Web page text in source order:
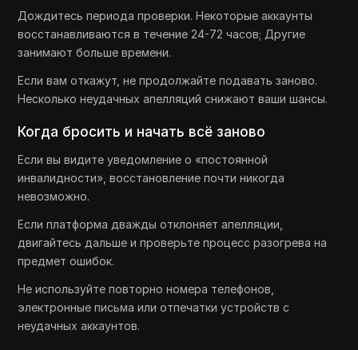
Дождитесь периода проверки. Некоторые аккаунты
восстанавливаются в течение 24-72 часов; Другие
занимают больше времени.
Если вам откажут, не продолжайте подавать заново.
Несколько неудачных апелляций снижают ваши шансы.
Когда бросить и начать всё заново
Если вы видите уведомление о «постоянной
инвалидности», восстановление почти никогда
невозможно.
Если платформа дважды отклоняет апелляции,
двигайтесь дальше и проверьте процесс разогрева на
предмет ошибок.
Не используйте повторно номера телефонов,
электронные письма или отпечатки устройств с
неудачных аккаунтов.